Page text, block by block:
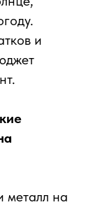
и
металл на